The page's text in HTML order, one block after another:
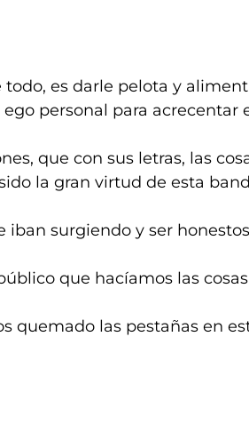
todo, es darle pelota y
personal para acrecentar
que con sus letras, las
la gran virtud de esta
iban surgiendo y ser
que hacíamos las
quemado las pestañas en